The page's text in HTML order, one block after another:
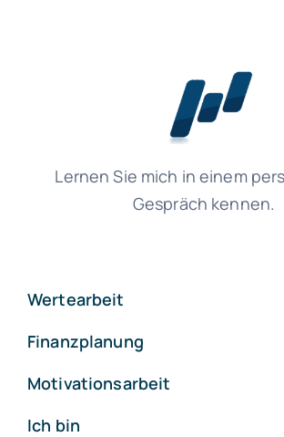
Lernen Sie mich in einem
Gespräch kennen.
Wertearbeit
Finanzplanung
Motivationsarbeit
Ich bin